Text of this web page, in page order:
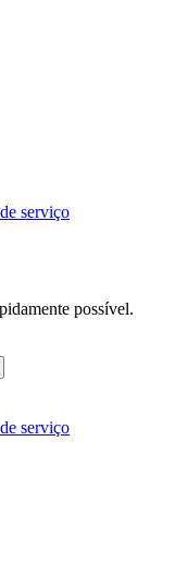
serviço
possível.
serviço